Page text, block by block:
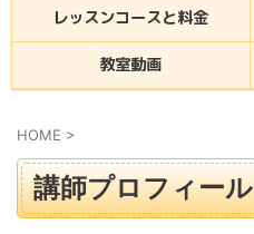
レッスンコースと料金
教室動画
HOME >
講師プロフィール